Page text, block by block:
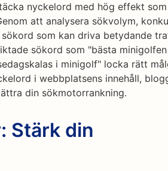
nyckelord med hög effekt
att analysera sökvolym,
som kan driva betydande
sökord som "bästa
i minigolf" locka rätt
i webbplatsens innehåll,
din sökmotorrankning.
Stärk din